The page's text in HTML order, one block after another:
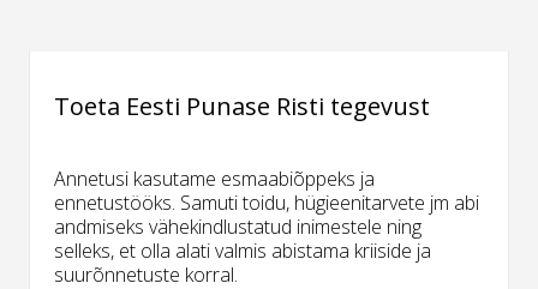
Toeta Eesti Punase Risti tegevust
Annetusi kasutame esmaabiõppeks ja
ennetustööks. Samuti toidu, hügieenitarvete jm abi
andmiseks vähekindlustatud inimestele ning
selleks, et olla alati valmis abistama kriiside ja
suurõnnetuste korral.